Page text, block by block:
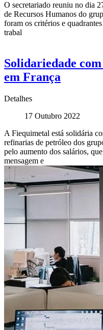
O secretariado reuniu no dia
de Recursos Humanos do
foram os critérios e
trabal
Solidariedade
em França
Detalhes
17 Outubro 2022
A Fiequimetal está solidária
refinarias de petróleo dos
pelo aumento dos salários,
mensagem e